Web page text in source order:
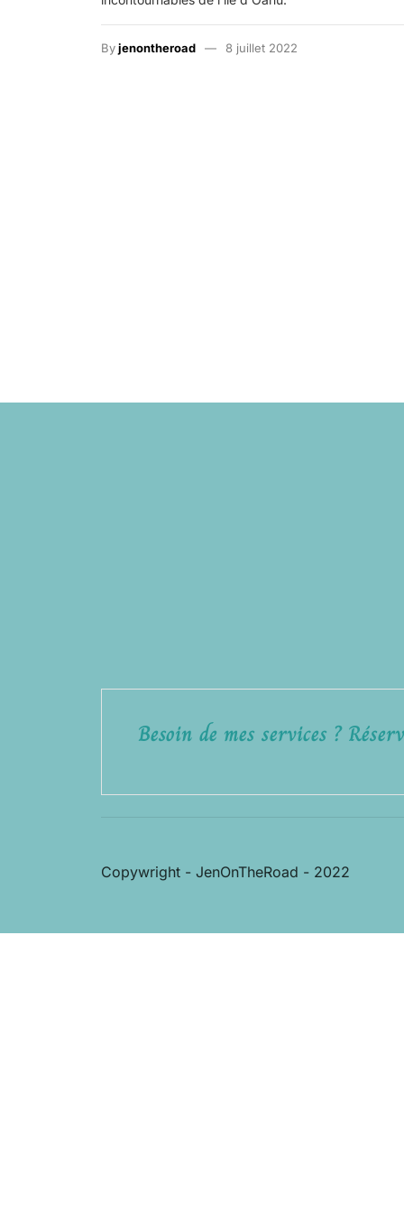
Byjenontheroad 8 juillet 2022
Besoin de mes services ?
Copywright - JenOnTheRoad - 2022